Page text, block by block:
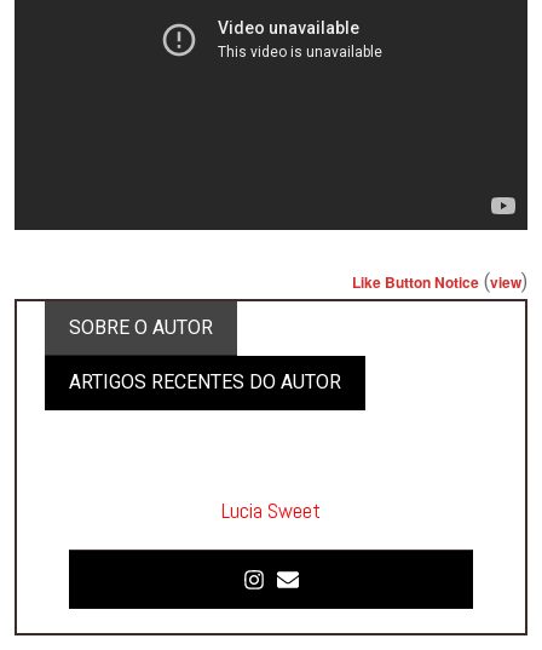
Like Button Notice (view)
SOBRE O AUTOR
ARTIGOS RECENTES DO AUTOR
Lucia Sweet